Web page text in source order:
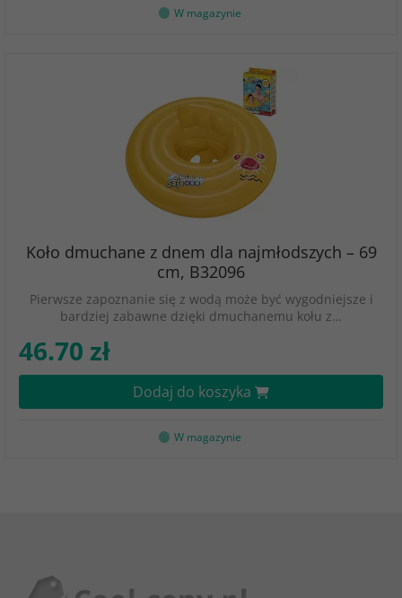
W magazynie
Koło dmuchane z dnem dla najmłodszych – 69
cm, B32096
Pierwsze zapoznanie się z wodą może być wygodniejsze i
bardziej zabawne dzięki dmuchanemu kołu z…
46.70 zł
Dodaj do koszyka
W magazynie